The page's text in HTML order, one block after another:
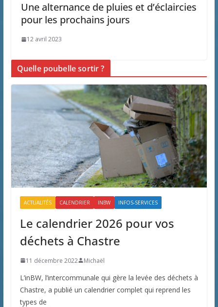
Une alternance de pluies et d’éclaircies
pour les prochains jours
12 avril 2023
Quelle poubelle sortir ?
ACTUALITÉS CALENDRIER INBW INFOS-SERVICES
Le calendrier 2026 pour vos
déchets à Chastre
11 décembre 2022 Michaël
L’inBW, l’intercommunale qui gère la levée des déchets à
Chastre, a publié un calendrier complet qui reprend les
types de